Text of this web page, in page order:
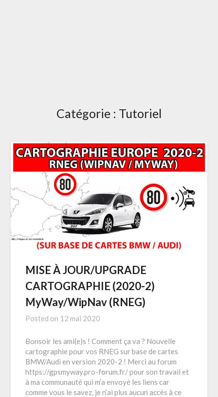
Catégorie : Tutoriel
MISE À JOUR/UPGRADE
CARTOGRAPHIE (2020-2)
MyWay/WipNav (RNEG)
Posted on 12 mai 2020
Bonsoir les ami(e)s ! Comment ça va ? Nouvelle
cartographie pour vos RNEG sur base de cartes
BMW/Audi en version 2020-2 ! Merci au forum
https://gpsmyway.pro-forum.fr/ pour son travail et
à ma communauté qui m’a envoyé les liens car
comme vous le savez, je n’ai plus aucun accès à ce